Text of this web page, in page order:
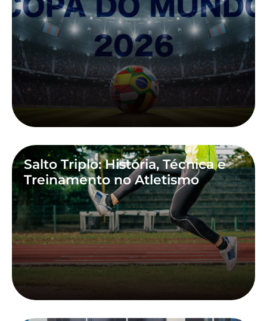
Salto Triplo: História, Técnica e
Treinamento no Atletismo